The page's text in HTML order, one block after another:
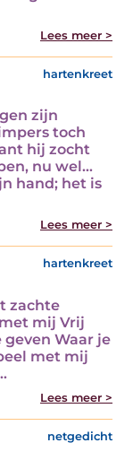
Lees meer >
hartenkreet
zijn
toch
hij zocht
nu wel…
hand; het is
Lees meer >
hartenkreet
zachte
mij Vrij
Waar je
met mij
Lees meer >
netgedicht